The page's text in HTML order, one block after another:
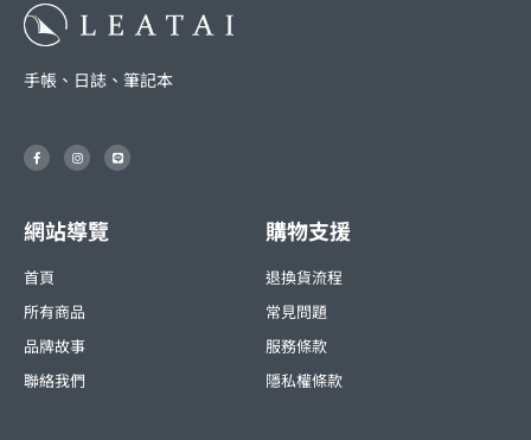
手帳、日誌、筆記本
F
a
c
k
-
I
n
s
r
a
m
L
i
n
網站導覽
首頁
所有商品
品牌故事
聯絡我們
購物支援
退換貨流程
常見問題
服務條款
隱私權條款